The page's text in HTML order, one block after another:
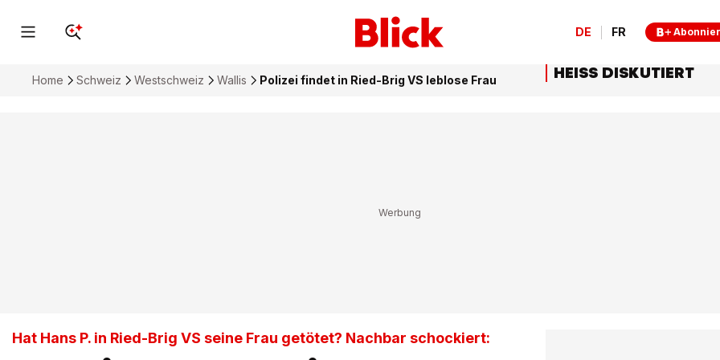
DE FR
Home Schweiz Westschweiz Wallis Polizei findet in Ried-Brig VS leblose Frau
Hat Hans P. in Ried-Brig VS seine Frau getötet? Nachbar schockiert:
HEISS DISKUTIERT